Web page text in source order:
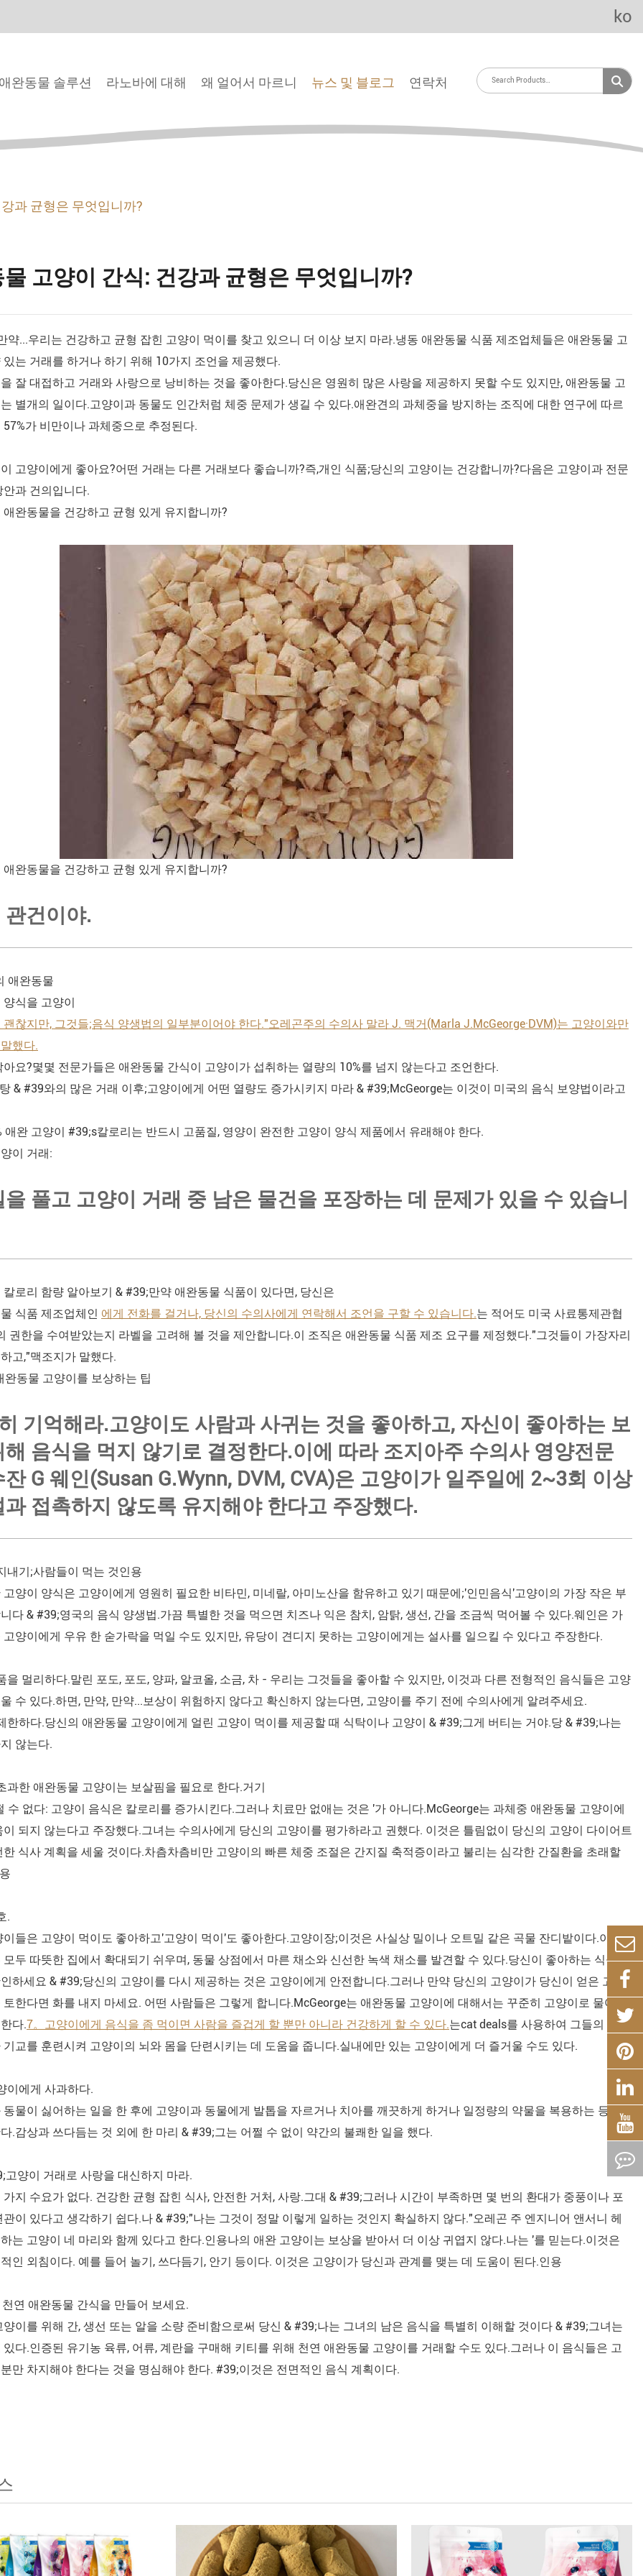
ko
애완동물 솔루션 라노바에 대해 왜 얼어서 마르니 뉴스 및 블로그 연락처
과 균형은 무엇입니까?
고양이 간식: 건강과 균형은 무엇입니까?
약...우리는 건강하고 균형 잡힌 고양이 먹이를 찾고 있으니 더 이상 보지 마라.냉동 애완동물 식품 제조업체들은 애완동물 고
있는 거래를 하거나 하기 위해 10가지 조언을 제공했다.
잘 대접하고 거래와 사랑으로 낭비하는 것을 좋아한다.당신은 영원히 많은 사랑을 제공하지 못할 수도 있지만, 애완동물 고
별개의 일이다.고양이과 동물도 인간처럼 체중 문제가 생길 수 있다.애완견의 과체중을 방지하는 조직에 대한 연구에 따르
57%가 비만이나 과체중으로 추정된다.
고양이에게 좋아요?어떤 거래는 다른 거래보다 좋습니까?즉,개인 식품;당신의 고양이는 건강합니까?다음은 고양이과 전문
안과 건의입니다.
애완동물을 건강하고 균형 있게 유지합니까?
애완동물을 건강하고 균형 있게 유지합니까?
관건이야.
애완동물
식을 고양이
괜찮지만, 그것들;음식 양생법의 일부분이어야 한다."오레곤주의 수의사 말라 J. 맥거(Marla J.McGeorge·DVM)는 고양이와만
했다.
아요?몇몇 전문가들은 애완동물 간식이 고양이가 섭취하는 열량의 10%를 넘지 않는다고 조언한다.
& #39와의 많은 거래 이후;고양이에게 어떤 열량도 증가시키지 마라 & #39;McGeorge는 이것이 미국의 음식 보양법이라고
애완 고양이 #39;s칼로리는 반드시 고품질, 영양이 완전한 고양이 양식 제품에서 유래해야 한다.
이 거래:
을 풀고 고양이 거래 중 남은 물건을 포장하는 데 문제가 있을 수 있습니
칼로리 함량 알아보기 & #39;만약 애완동물 식품이 있다면, 당신은
식품 제조업체인 에게 전화를 걸거나, 당신의 수의사에게 연락해서 조언을 구할 수 있습니다.는 적어도 미국 사료통제관협
권한을 수여받았는지 라벨을 고려해 볼 것을 제안합니다.이 조직은 애완동물 식품 제조 요구를 제정했다."그것들이 가장자리
고,"맥조지가 말했다.
완동물 고양이를 보상하는 팁
기억해라.고양이도 사람과 사귀는 것을 좋아하고, 자신이 좋아하는 보
해 음식을 먹지 않기로 결정한다.이에 따라 조지아주 수의사 영양전문
G 웨인(Susan G.Wynn, DVM, CVA)은 고양이가 일주일에 2~3회 이상
과 접촉하지 않도록 유지해야 한다고 주장했다.
내기;사람들이 먹는 것인용
고양이 양식은 고양이에게 영원히 필요한 비타민, 미네랄, 아미노산을 함유하고 있기 때문에;'인민음식'고양이의 가장 작은 부
다 & #39;영국의 음식 양생법.가끔 특별한 것을 먹으면 치즈나 익은 참치, 암탉, 생선, 간을 조금씩 먹어볼 수 있다.웨인은 가
고양이에게 우유 한 숟가락을 먹일 수도 있지만, 유당이 견디지 못하는 고양이에게는 설사를 일으킬 수 있다고 주장한다.
을 멀리하다.말린 포도, 포도, 양파, 알코올, 소금, 차 - 우리는 그것들을 좋아할 수 있지만, 이것과 다른 전형적인 음식들은 고양
수 있다.하면, 만약, 만약...보상이 위험하지 않다고 확신하지 않는다면, 고양이를 주기 전에 수의사에게 알려주세요.
한하다.당신의 애완동물 고양이에게 얼린 고양이 먹이를 제공할 때 식탁이나 고양이 & #39;그게 버티는 거야.당 & #39;나는
않는다.
과한 애완동물 고양이는 보살핌을 필요로 한다.거기
수 없다: 고양이 음식은 칼로리를 증가시킨다.그러나 치료만 없애는 것은 '가 아니다.McGeorge는 과체중 애완동물 고양이에
이 되지 않는다고 주장했다.그녀는 수의사에게 당신의 고양이를 평가하라고 권했다. 이것은 틀림없이 당신의 고양이 다이어트
한 식사 계획을 세울 것이다.차츰차츰비만 고양이의 빠른 체중 조절은 간지질 축적증이라고 불리는 심각한 간질환을 초래할
.
이들은 고양이 먹이도 좋아하고'고양이 먹이'도 좋아한다.고양이장;이것은 사실상 밀이나 오트밀 같은 곡물 잔디밭이다.이 두
모두 따뜻한 집에서 확대되기 쉬우며, 동물 상점에서 마른 채소와 신선한 녹색 채소를 발견할 수 있다.당신이 좋아하는 식물을
하세요 & #39;당신의 고양이를 다시 제공하는 것은 고양이에게 안전합니다.그러나 만약 당신의 고양이가 당신이 얻은 고양
토한다면 화를 내지 마세요. 어떤 사람들은 그렇게 합니다.McGeorge는 애완동물 고양이에 대해서는 꾸준히 고양이로 물어야
다.7。고양이에게 음식을 좀 먹이면 사람을 즐겁게 할 뿐만 아니라 건강하게 할 수 있다.는cat deals를 사용하여 그들의 영리
기교를 훈련시켜 고양이의 뇌와 몸을 단련시키는 데 도움을 줍니다.실내에만 있는 고양이에게 더 즐거울 수도 있다.
이에게 사과하다.
동물이 싫어하는 일을 한 후에 고양이과 동물에게 발톱을 자르거나 치아를 깨끗하게 하거나 일정량의 약물을 복용하는 등 치
.감상과 쓰다듬는 것 외에 한 마리 & #39;그는 어쩔 수 없이 약간의 불쾌한 일을 했다.
고양이 거래로 사랑을 대신하지 마라.
가지 수요가 없다. 건강한 균형 잡힌 식사, 안전한 거처, 사랑.그대 & #39;그러나 시간이 부족하면 몇 번의 환대가 중풍이나 포
관이 있다고 생각하기 쉽다.나 & #39;"나는 그것이 정말 이렇게 일하는 것인지 확실하지 않다."오레곤 주 엔지니어 앤서니 헤
는 고양이 네 마리와 함께 있다고 한다.인용나의 애완 고양이는 보상을 받아서 더 이상 귀엽지 않다.나는 '를 믿는다.이것은
인 외침이다. 예를 들어 놀기, 쓰다듬기, 안기 등이다. 이것은 고양이가 당신과 관계를 맺는 데 도움이 된다.인용
연 애완동물 간식을 만들어 보세요.
양이를 위해 간, 생선 또는 알을 소량 준비함으로써 당신 & #39;나는 그녀의 남은 음식을 특별히 이해할 것이다 & #39;그녀는
있다.인증된 유기농 육류, 어류, 계란을 구매해 키티를 위해 천연 애완동물 고양이를 거래할 수도 있다.그러나 이 음식들은 고
만 차지해야 한다는 것을 명심해야 한다. #39;이것은 전면적인 음식 계획이다.